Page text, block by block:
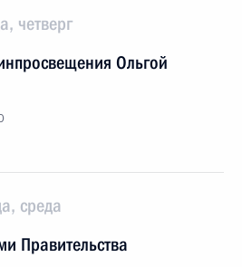
четверг
Ольгой
среда
Правительства